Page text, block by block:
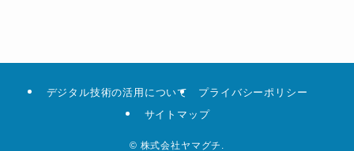
デジタル技術の活用について
プライバシーポリシー
サイトマップ
© 株式会社ヤマグチ.